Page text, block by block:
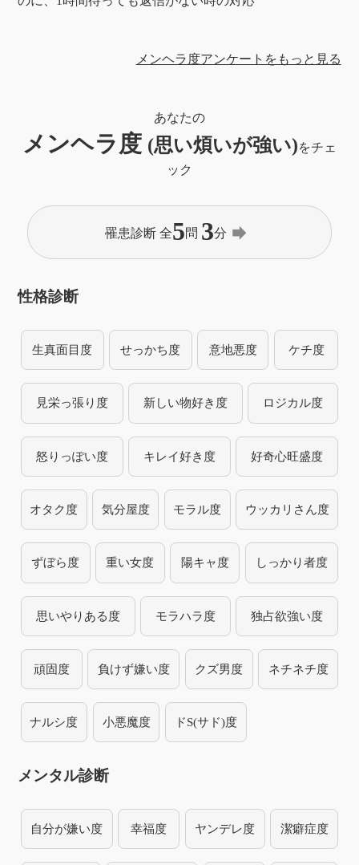
メンヘラ度アンケートをもっと見る
あなたの
メンヘラ度 (思い煩いが強い)をチェ
ック
罹患診断 全5問 3分 forward
性格診断
生真面目度 せっかち度 意地悪度 ケチ度
見栄っ張り度 新しい物好き度 ロジカル度
怒りっぽい度 キレイ好き度 好奇心旺盛度
オタク度 気分屋度 モラル度 ウッカリさん度
ずぼら度 重い女度 陽キャ度 しっかり者度
思いやりある度 モラハラ度 独占欲強い度
頑固度 負けず嫌い度 クズ男度 ネチネチ度
ナルシ度 小悪魔度 ドS(サド)度
メンタル診断
自分が嫌い度 幸福度 ヤンデレ度 潔癖症度